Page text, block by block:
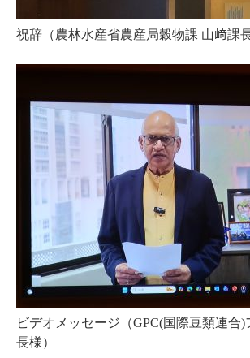
祝辞（農林水産省農産局穀物課 山﨑課
ビデオメッセージ（GPC(国際豆類連合
長様）